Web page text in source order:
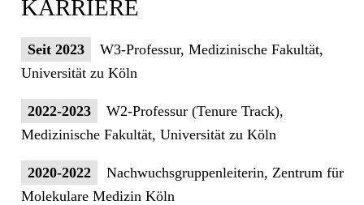
KARRIERE
Seit 2023
W3-Professur, Medizinische Fakultät,
Universität zu Köln
2022-2023
W2-Professur (Tenure Track),
Medizinische Fakultät, Universität zu Köln
2020-2022
Nachwuchsgruppenleiterin, Zentrum für
Molekulare Medizin Köln